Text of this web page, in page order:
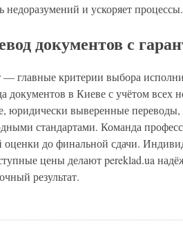
недоразумений и ускоряет процессы.
документов с
главные критерии выбора
документов в Киеве с учётом всех
юридически выверенные
стандартами. Команда
до финальной сдачи.
цены делают pereklad.ua
результат.